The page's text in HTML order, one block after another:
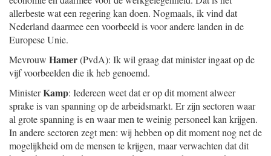
allerbeste wat een regering kan doen. Nogmaals, ik vind dat
Nederland daarmee een voorbeeld is voor andere landen in de
Europese Unie.
Mevrouw Hamer(PvdA): Ik wil graag dat minister ingaat op de
vijf voorbeelden die ik heb genoemd.
MinisterKamp: Iedereen weet dat er op dit moment alweer
sprake is van spanning op de arbeidsmarkt. Er zijn sectoren waar
al grote spanning is en waar men te weinig personeel kan krijgen.
In andere sectoren zegt men: wij hebben op dit moment nog net de
mogelijkheid om de mensen te krijgen, maar verwachten dat dit